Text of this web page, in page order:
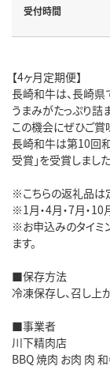
受付時間
【4ヶ月定期便】
長崎和牛は、長崎県
うまみがたっぷり詰
この機会にぜひご賞
長崎和牛は第10回
受賞」を受賞しました
※こちらの返礼品は
※1月・4月・7月・
※お申込みのタイミ
ます。
■保存方法
冷凍保存し、召し上
■事業者
川下精肉店
BBQ 焼肉 お肉 肉